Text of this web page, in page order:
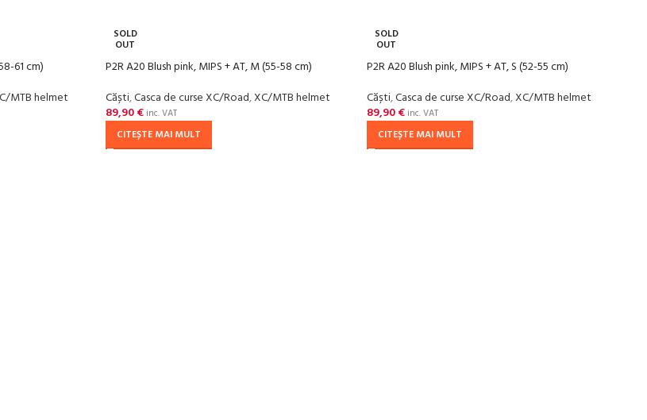
61 cm)
MTB helmet
SOLD
OUT
P2R A20 Blush pink, MIPS + AT, M (55-58 cm)
Căști,Casca de curse XC/Road,XC/MTB helmet
89,90€inc. VAT
CITEȘTE MAI MULT
SOLD
OUT
P2R A20 Blush pink, MIPS + AT, S (52-55 cm)
Căști,Casca de curse XC/Road,XC/MTB helmet
89,90€inc. VAT
CITEȘTE MAI MULT